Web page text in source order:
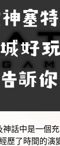
話中是一個
歷了時間的演